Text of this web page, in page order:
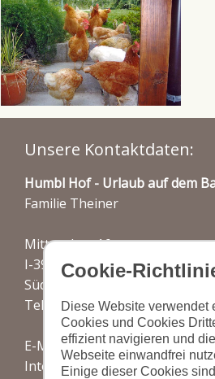
Cookie-
Diese Website verwendet
Cookies und Cookies
effizient navigieren und
Webseite einwandfrei
Einige dieser Cookies
Unsere Kontaktdaten:
Humbl Hof - Urlaub auf dem
Familie Theiner
Mitterplars 16
I-39022 Algund bei Meran
Südtirol - Italien
Tel. & Fax: (+39) 0473 448687
E-Mail:info@humblhof.com
Internet:www.humblhof.com